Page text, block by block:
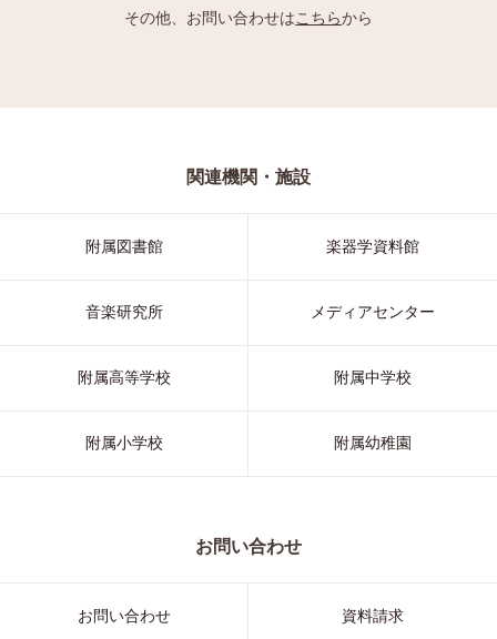
その他、お問い合わせはこちらから
関連機関・施設
附属図書館 楽器学資料館
音楽研究所 メディアセンター
附属高等学校 附属中学校
附属小学校 附属幼稚園
お問い合わせ
お問い合わせ 資料請求